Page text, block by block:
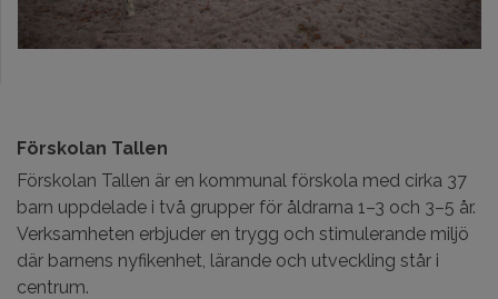
Förskolan Tallen
Förskolan Tallen är en kommunal förskola med cirka 37
barn uppdelade i två grupper för åldrarna 1–3 och 3–5 år.
Verksamheten erbjuder en trygg och stimulerande miljö
där barnens nyfikenhet, lärande och utveckling står i
centrum.